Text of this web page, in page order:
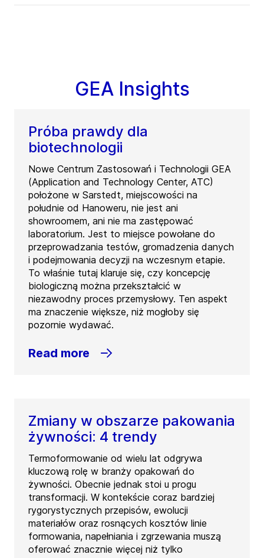
GEA Insights
Próba prawdy dla
biotechnologii
Nowe Centrum Zastosowań i Technologii GEA
(Application and Technology Center, ATC)
położone w Sarstedt, miejscowości na
południe od Hanoweru, nie jest ani
showroomem, ani nie ma zastępować
laboratorium. Jest to miejsce powołane do
przeprowadzania testów, gromadzenia danych
i podejmowania decyzji na wczesnym etapie.
To właśnie tutaj klaruje się, czy koncepcję
biologiczną można przekształcić w
niezawodny proces przemysłowy. Ten aspekt
ma znaczenie większe, niż mogłoby się
pozornie wydawać.
Read more
Zmiany w obszarze pakowania
żywności: 4 trendy
Termoformowanie od wielu lat odgrywa
kluczową rolę w branży opakowań do
żywności. Obecnie jednak stoi u progu
transformacji. W kontekście coraz bardziej
rygorystycznych przepisów, ewolucji
materiałów oraz rosnących kosztów linie
formowania, napełniania i zgrzewania muszą
oferować znacznie więcej niż tylko